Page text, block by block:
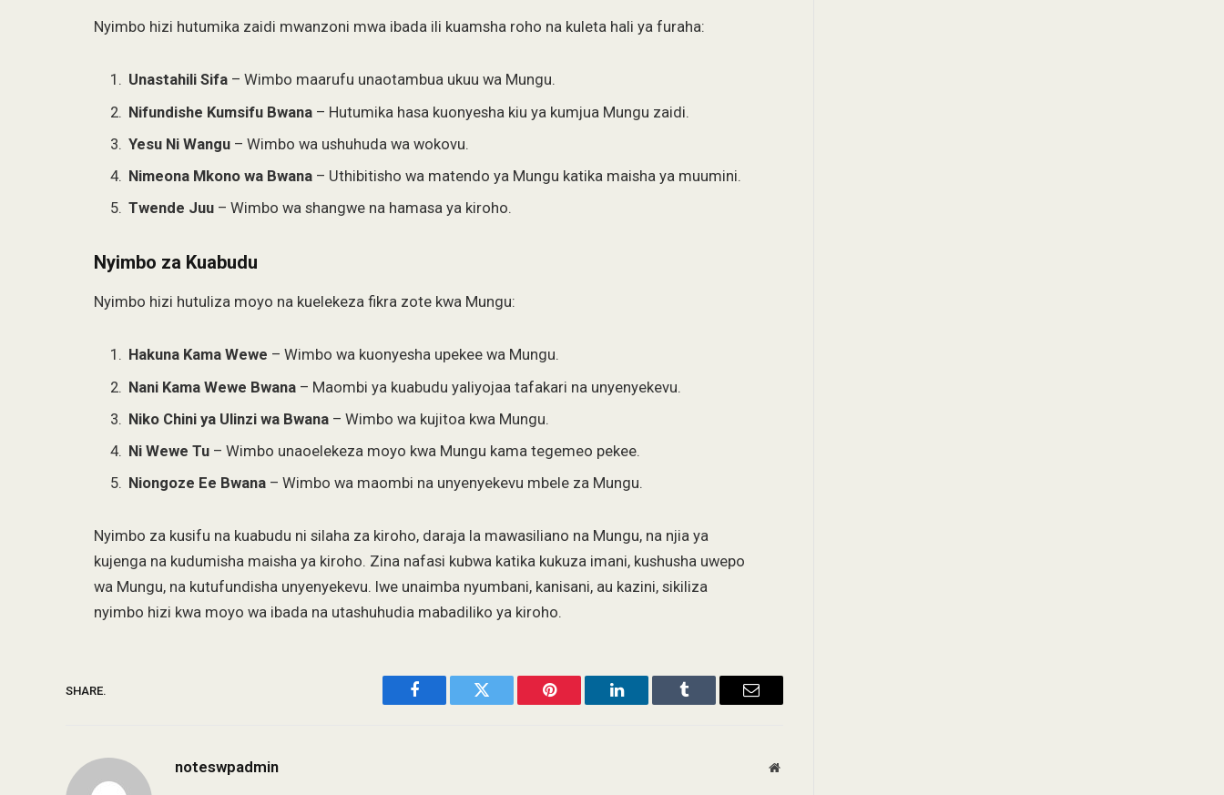
Nyimbo hizi hutumika zaidi mwanzoni mwa ibada ili kuamsha roho na kuleta hali ya furaha:
Unastahili Sifa – Wimbo maarufu unaotambua ukuu wa Mungu.
Nifundishe Kumsifu Bwana – Hutumika hasa kuonyesha kiu ya kumjua Mungu zaidi.
Yesu Ni Wangu – Wimbo wa ushuhuda wa wokovu.
Nimeona Mkono wa Bwana – Uthibitisho wa matendo ya Mungu katika maisha ya muumini.
Twende Juu – Wimbo wa shangwe na hamasa ya kiroho.
Nyimbo za Kuabudu
Nyimbo hizi hutuliza moyo na kuelekeza fikra zote kwa Mungu:
Hakuna Kama Wewe – Wimbo wa kuonyesha upekee wa Mungu.
Nani Kama Wewe Bwana – Maombi ya kuabudu yaliyojaa tafakari na unyenyekevu.
Niko Chini ya Ulinzi wa Bwana – Wimbo wa kujitoa kwa Mungu.
Ni Wewe Tu – Wimbo unaoelekeza moyo kwa Mungu kama tegemeo pekee.
Niongoze Ee Bwana – Wimbo wa maombi na unyenyekevu mbele za Mungu.
Nyimbo za kusifu na kuabudu ni silaha za kiroho, daraja la mawasiliano na Mungu, na njia ya
kujenga na kudumisha maisha ya kiroho. Zina nafasi kubwa katika kukuza imani, kushusha uwepo
wa Mungu, na kutufundisha unyenyekevu. Iwe unaimba nyumbani, kanisani, au kazini, sikiliza
nyimbo hizi kwa moyo wa ibada na utashuhudia mabadiliko ya kiroho.
SHARE.
Facebook Twitter Pinterest LinkedIn Tumblr Email
noteswpadmin Website